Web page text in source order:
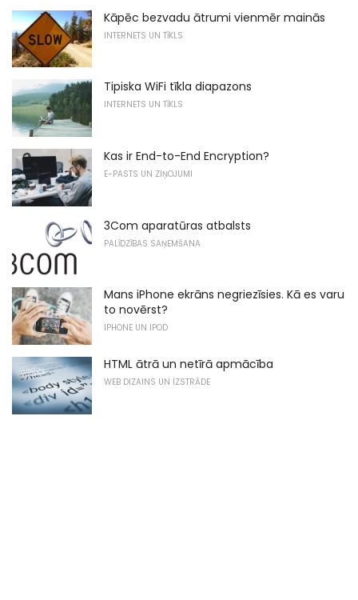
Kāpēc bezvadu ātrumi vienmēr mainās
INTERNETS UN TĪKLS
Tipiska WiFi tīkla diapazons
INTERNETS UN TĪKLS
Kas ir End-to-End Encryption?
E-PASTS UN ZIŅOJUMI
3Com aparatūras atbalsts
PALĪDZĪBAS SAŅEMŠANA
Mans iPhone ekrāns negriezīsies. Kā es varu
to novērst?
IPHONE UN IPOD
HTML ātrā un netīrā apmācība
WEB DIZAINS UN IZSTRĀDE